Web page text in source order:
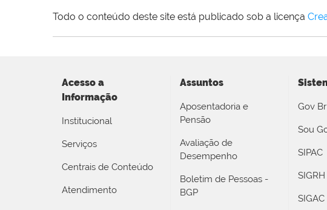
Todo o conteúdo deste site está publicado sob a licença
Acesso a
Informação
Institucional
Serviços
Centrais de Conteúdo
Atendimento
Assuntos
Aposentadoria e
Pensão
Avaliação de
Desempenho
Boletim de Pessoas -
BGP
Gov Br
Sou
SIPAC
SIGRH
SIGAC